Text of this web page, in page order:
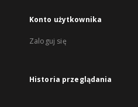
Konto użytkownika
Zaloguj się
Historia przeglądania